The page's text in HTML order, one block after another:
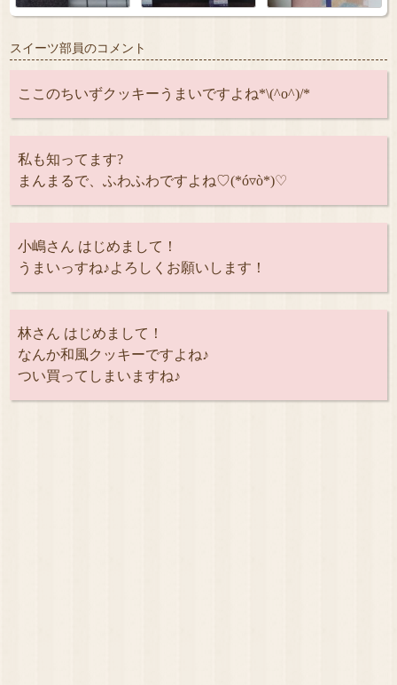
スイーツ部員のコメント
ここのちいずクッキーうまいですよね*\(^o^)/*
私も知ってます?
まんまるで、ふわふわですよね♡(*ó▿ò*)♡
小嶋さん はじめまして！
うまいっすね♪よろしくお願いします！
林さん はじめまして！
なんか和風クッキーですよね♪
つい買ってしまいますね♪